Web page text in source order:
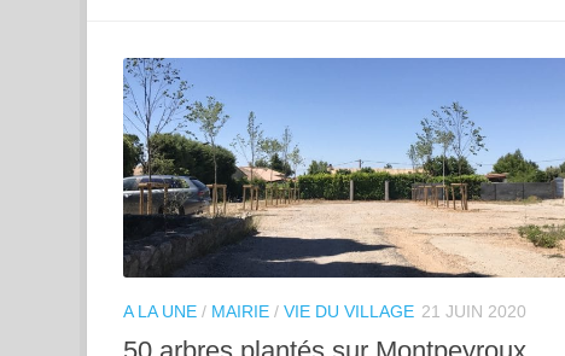
A LA UNE / MAIRIE / VIE DU VILLAGE 21 JUIN 2020